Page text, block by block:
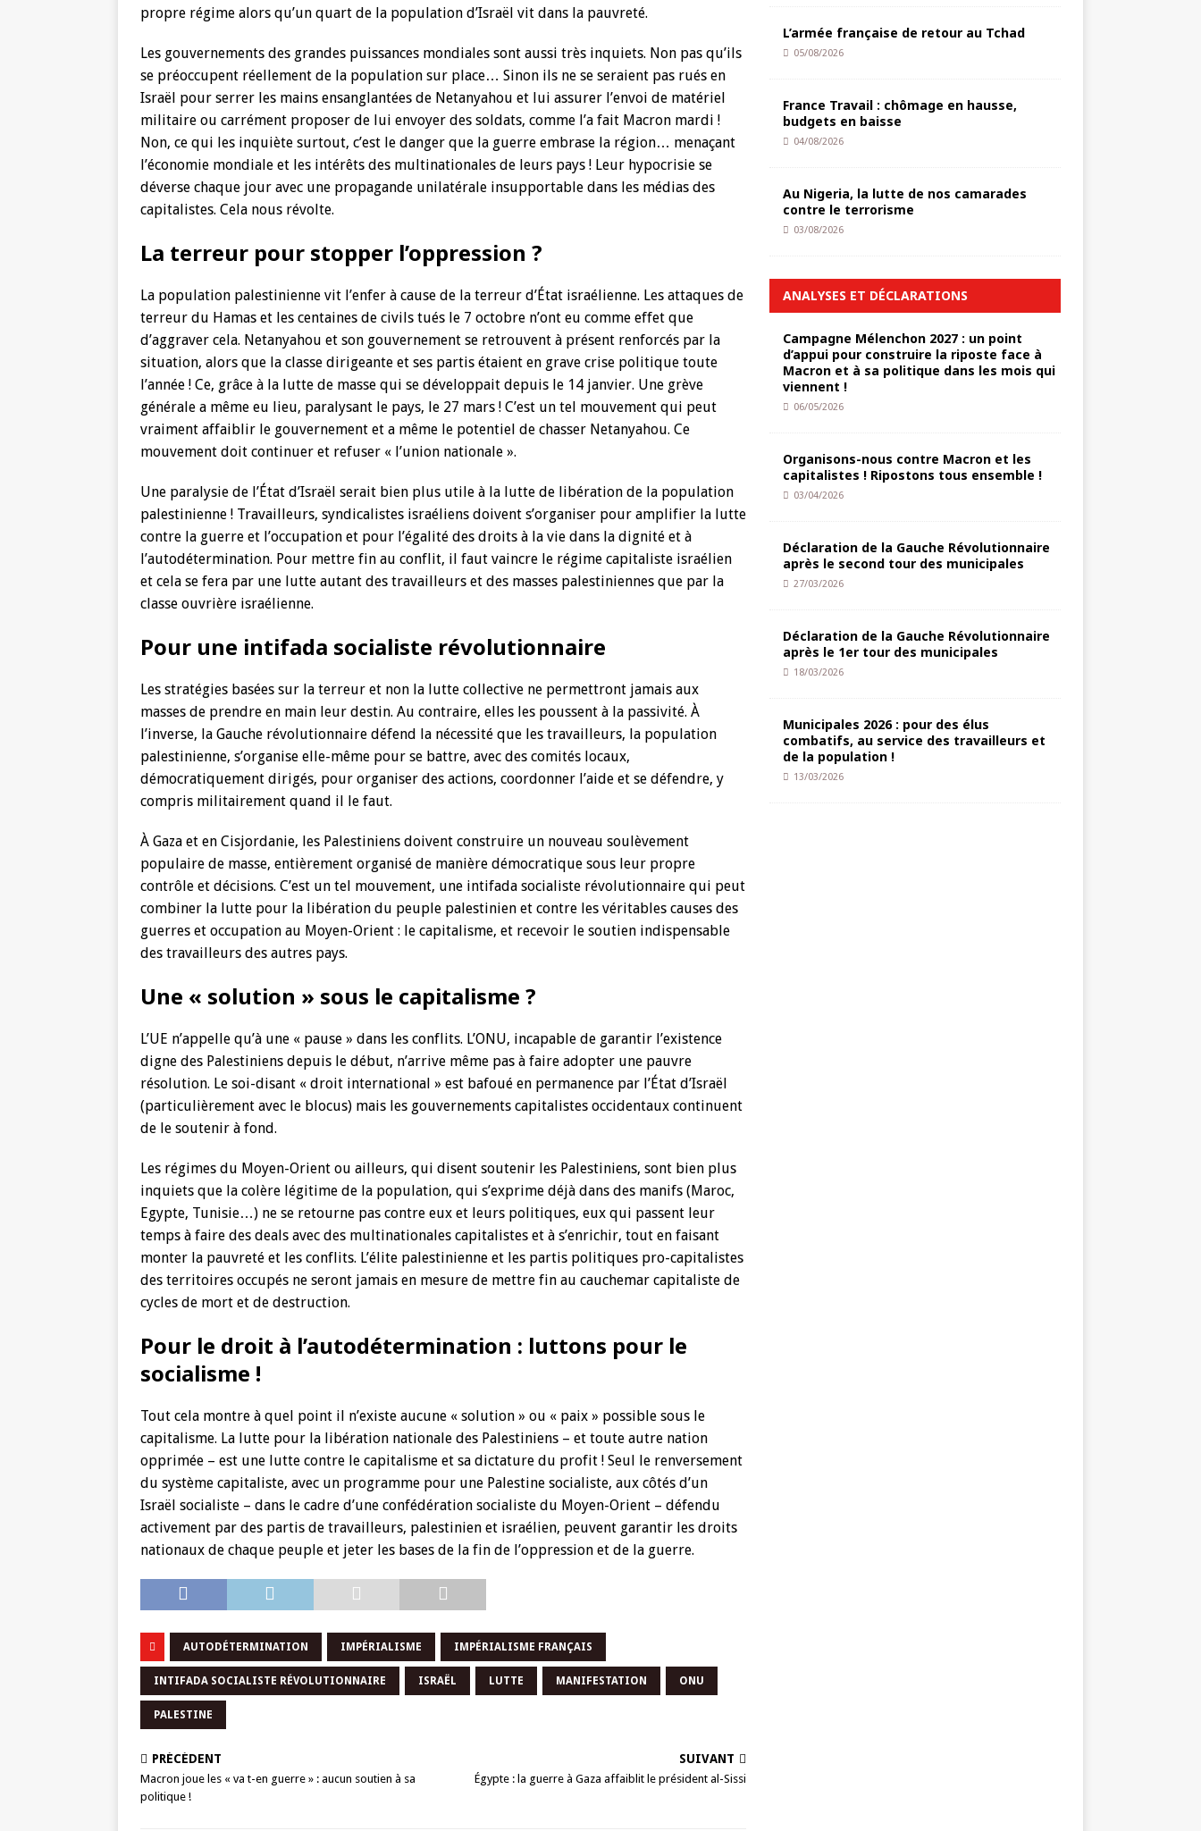
propre régime alors qu’un quart de la population d’Israël vit dans la pauvreté.
Les gouvernements des grandes puissances mondiales sont aussi très inquiets. Non pas qu’ils
se préoccupent réellement de la population sur place… Sinon ils ne se seraient pas rués en
Israël pour serrer les mains ensanglantées de Netanyahou et lui assurer l’envoi de matériel
militaire ou carrément proposer de lui envoyer des soldats, comme l’a fait Macron mardi !
Non, ce qui les inquiète surtout, c’est le danger que la guerre embrase la région… menaçant
l’économie mondiale et les intérêts des multinationales de leurs pays ! Leur hypocrisie se
déverse chaque jour avec une propagande unilatérale insupportable dans les médias des
capitalistes. Cela nous révolte.
La terreur pour stopper l’oppression ?
La population palestinienne vit l’enfer à cause de la terreur d’État israélienne. Les attaques de
terreur du Hamas et les centaines de civils tués le 7 octobre n’ont eu comme effet que
d’aggraver cela. Netanyahou et son gouvernement se retrouvent à présent renforcés par la
situation, alors que la classe dirigeante et ses partis étaient en grave crise politique toute
l’année ! Ce, grâce à la lutte de masse qui se développait depuis le 14 janvier. Une grève
générale a même eu lieu, paralysant le pays, le 27 mars ! C’est un tel mouvement qui peut
vraiment affaiblir le gouvernement et a même le potentiel de chasser Netanyahou. Ce
mouvement doit continuer et refuser « l’union nationale ».
Une paralysie de l’État d’Israël serait bien plus utile à la lutte de libération de la population
palestinienne ! Travailleurs, syndicalistes israéliens doivent s’organiser pour amplifier la lutte
contre la guerre et l’occupation et pour l’égalité des droits à la vie dans la dignité et à
l’autodétermination. Pour mettre fin au conflit, il faut vaincre le régime capitaliste israélien
et cela se fera par une lutte autant des travailleurs et des masses palestiniennes que par la
classe ouvrière israélienne.
Pour une intifada socialiste révolutionnaire
Les stratégies basées sur la terreur et non la lutte collective ne permettront jamais aux
masses de prendre en main leur destin. Au contraire, elles les poussent à la passivité. À
l’inverse, la Gauche révolutionnaire défend la nécessité que les travailleurs, la population
palestinienne, s’organise elle-même pour se battre, avec des comités locaux,
démocratiquement dirigés, pour organiser des actions, coordonner l’aide et se défendre, y
compris militairement quand il le faut.
À Gaza et en Cisjordanie, les Palestiniens doivent construire un nouveau soulèvement
populaire de masse, entièrement organisé de manière démocratique sous leur propre
contrôle et décisions. C’est un tel mouvement, une intifada socialiste révolutionnaire qui peut
combiner la lutte pour la libération du peuple palestinien et contre les véritables causes des
guerres et occupation au Moyen-Orient : le capitalisme, et recevoir le soutien indispensable
des travailleurs des autres pays.
Une « solution » sous le capitalisme ?
L’UE n’appelle qu’à une « pause » dans les conflits. L’ONU, incapable de garantir l’existence
digne des Palestiniens depuis le début, n’arrive même pas à faire adopter une pauvre
résolution. Le soi-disant « droit international » est bafoué en permanence par l’État d’Israël
(particulièrement avec le blocus) mais les gouvernements capitalistes occidentaux continuent
de le soutenir à fond.
Les régimes du Moyen-Orient ou ailleurs, qui disent soutenir les Palestiniens, sont bien plus
inquiets que la colère légitime de la population, qui s’exprime déjà dans des manifs (Maroc,
Egypte, Tunisie…) ne se retourne pas contre eux et leurs politiques, eux qui passent leur
temps à faire des deals avec des multinationales capitalistes et à s’enrichir, tout en faisant
monter la pauvreté et les conflits. L’élite palestinienne et les partis politiques pro-capitalistes
des territoires occupés ne seront jamais en mesure de mettre fin au cauchemar capitaliste de
cycles de mort et de destruction.
Pour le droit à l’autodétermination : luttons pour le
socialisme !
Tout cela montre à quel point il n’existe aucune « solution » ou « paix » possible sous le
capitalisme. La lutte pour la libération nationale des Palestiniens – et toute autre nation
opprimée – est une lutte contre le capitalisme et sa dictature du profit ! Seul le renversement
du système capitaliste, avec un programme pour une Palestine socialiste, aux côtés d’un
Israël socialiste – dans le cadre d’une confédération socialiste du Moyen-Orient – défendu
activement par des partis de travailleurs, palestinien et israélien, peuvent garantir les droits
nationaux de chaque peuple et jeter les bases de la fin de l’oppression et de la guerre.
AUTODÉTERMINATION IMPÉRIALISME IMPÉRIALISME FRANÇAIS
INTIFADA SOCIALISTE RÉVOLUTIONNAIRE ISRAËL LUTTE MANIFESTATION ONU
PALESTINE
PRÉCÉDENT
Macron joue les « va t-en guerre » : aucun soutien à sa
politique !
SUIVANT
Égypte : la guerre à Gaza affaiblit le président al-Sissi
L’armée française de retour au Tchad
05/08/2026
France Travail : chômage en hausse,
budgets en baisse
04/08/2026
Au Nigeria, la lutte de nos camarades
contre le terrorisme
03/08/2026
ANALYSES ET DÉCLARATIONS
Campagne Mélenchon 2027 : un point
d’appui pour construire la riposte face à
Macron et à sa politique dans les mois qui
viennent !
06/05/2026
Organisons-nous contre Macron et les
capitalistes ! Ripostons tous ensemble !
03/04/2026
Déclaration de la Gauche Révolutionnaire
après le second tour des municipales
27/03/2026
Déclaration de la Gauche Révolutionnaire
après le 1er tour des municipales
18/03/2026
Municipales 2026 : pour des élus
combatifs, au service des travailleurs et
de la population !
13/03/2026